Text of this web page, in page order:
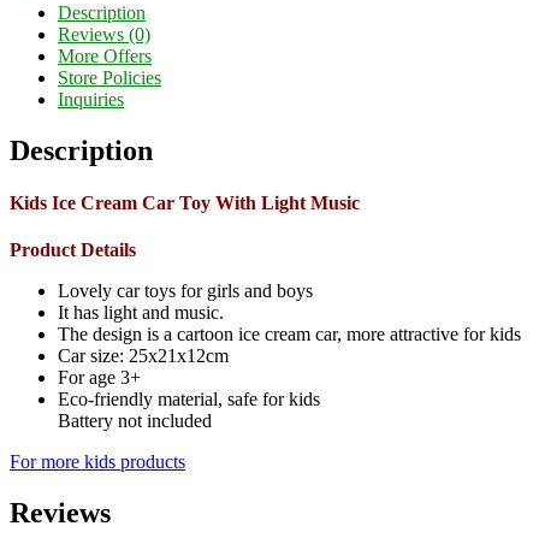
Description
Reviews (0)
More Offers
Store Policies
Inquiries
Description
Kids Ice Cream Car Toy With Light Music
Product Details
Lovely car toys for girls and boys
It has light and music.
The design is a cartoon ice cream car, more attractive for kids
Car size: 25x21x12cm
For age 3+
Eco-friendly material, safe for kids
Battery not included
For more kids products
Reviews